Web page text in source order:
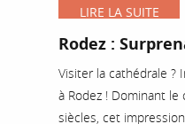
LIRE LA SUITE
Rodez :
Visiter la cathédrale ?
à Rodez ! Dominant
siècles, cet